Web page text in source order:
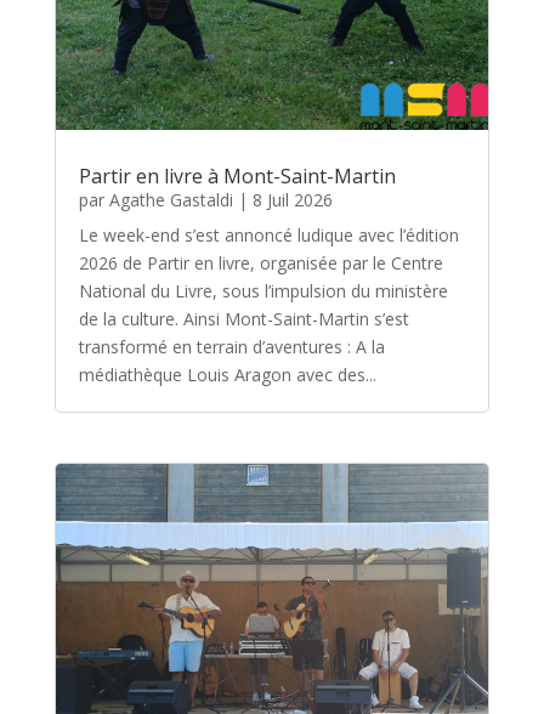
Partir en livre à Mont-Saint-Martin
par Agathe Gastaldi | 8 Juil 2026
Le week-end s’est annoncé ludique avec l’édition
2026 de Partir en livre, organisée par le Centre
National du Livre, sous l’impulsion du ministère
de la culture. Ainsi Mont-Saint-Martin s’est
transformé en terrain d’aventures : A la
médiathèque Louis Aragon avec des...